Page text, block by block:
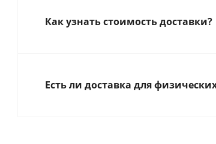
Как узнать стоимость доставки?
Есть ли доставка для